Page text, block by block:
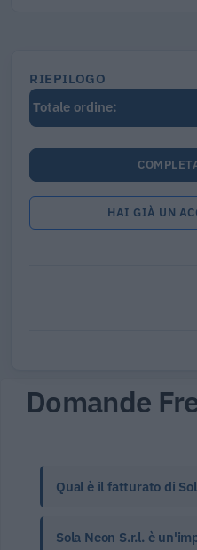
RIEPILOGO
Totale ordine:
HAI GIÀ UN
Domande
Qual è il fatturato di
Sola Neon S.r.l. è